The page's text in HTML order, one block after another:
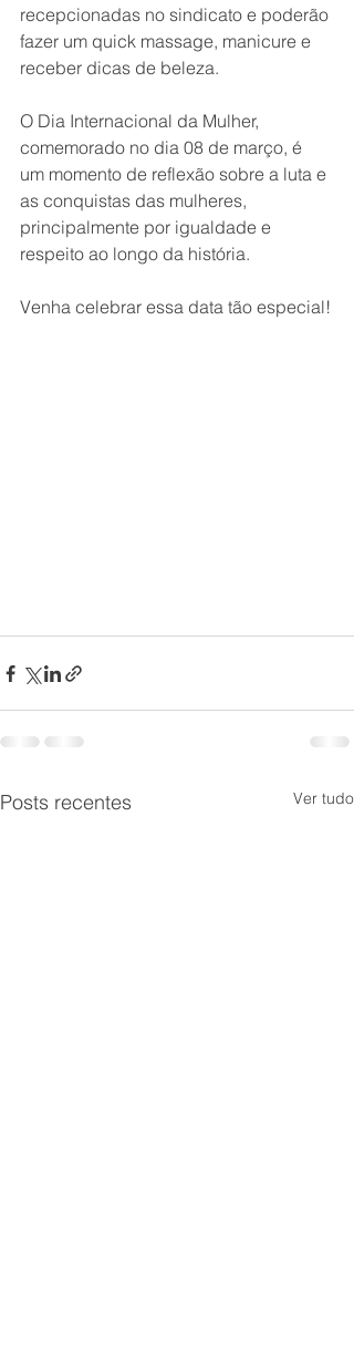
recepcionadas no sindicato e poderão
fazer um quick massage, manicure e
receber dicas de beleza.
O Dia Internacional da Mulher,
comemorado no dia 08 de março, é
um momento de reflexão sobre a luta e
as conquistas das mulheres,
principalmente por igualdade e
respeito ao longo da história.
Venha celebrar essa data tão especial!
Posts recentes Ver tudo